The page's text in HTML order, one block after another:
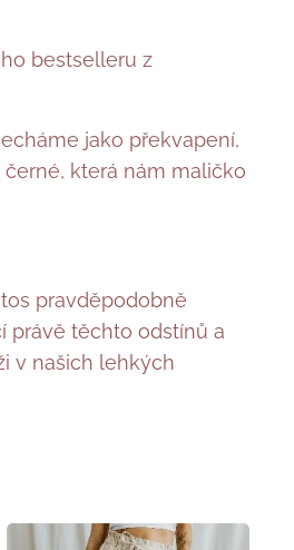
bestselleru z
jako překvapení,
která nám maličko
pravděpodobně
právě těchto odstínů a
v našich lehkých